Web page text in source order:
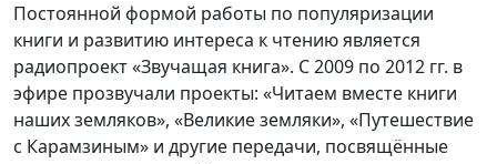
Постоянной формой работы по популяризации
книги и развитию интереса к чтению является
радиопроект «Звучащая книга». С 2009 по 2012 гг. в
эфире прозвучали проекты: «Читаем вместе книги
наших земляков», «Великие земляки», «Путешествие
с Карамзиным» и другие передачи, посвящённые